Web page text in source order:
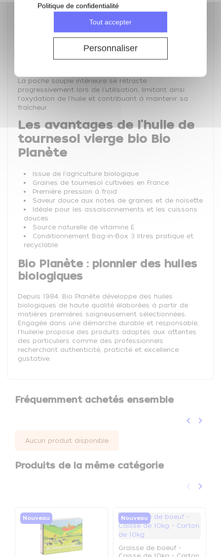
Tout accepter
Personnaliser
Politique de confidentialité
Protection efficace contre l'air et la lumière
Conservation prolongée après ouverture
Préservation des qualités aromatiques
Robinet doseur pratique et précis
Emballage majoritairement recyclable
La poche souple intérieure se rétracte
progressivement lors de l'utilisation, limitant ainsi
l'oxydation de l'huile et contribuant à maintenir sa
fraîcheur.
Les avantages de l'huile de
tournesol vierge bio Bio
Planète
Issue de l'agriculture biologique
Graines de tournesol cultivées en France
Première pression à froid
Saveur douce aux notes de graines et de noisette
Idéale pour les assaisonnements et les cuissons
douces
Source naturelle de vitamine E
Conditionnement Bag-in-Box 3 litres pratique et
recyclable
Bio Planète : pionnier des huiles
biologiques
Depuis 1984, Bio Planète développe des huiles
biologiques de haute qualité élaborées à partir de
matières premières soigneusement sélectionnées.
Engagée dans une démarche durable et responsable,
l'huilerie propose des produits adaptés aux attentes
des particuliers comme des professionnels
recherchant authenticité, praticité et excellence
gustative.
Fréquemment achetés ensemble
Précédent
keyboard_arrow_left keyboard_arrow_right
Aucun produit disponible
Produits de la même catégorie
Précédent
keyboard_arrow_left keyboard_arrow_right
Nouveau Nouveau
Graisse de boeuf -